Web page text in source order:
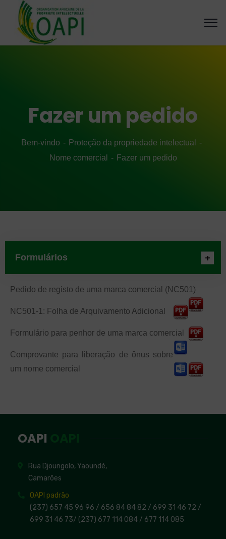
Fazer um pedido
Bem-vindo
Proteção da propriedade intelectual
Nome comercial
Fazer um pedido
Formulários
Pedido de registo de uma marca comercial (NC501)
NC501-1: Folha de Arquivamento Adicional
Formulário para penhor de uma marca comercial
Comprovante para liberação de ônus sobre
um nome comercial
OAPI
Rua Djoungolo, Yaoundé,
Camarões
OAPI padrão
(237) 657 45 96 96 / 656 84 84 82 / 699 31 46 72 /
699 31 46 73/ (237) 677 114 084 / 677 114 085